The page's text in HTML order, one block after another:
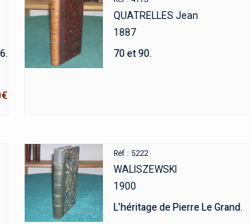
€
QUATRELLES Jean
1887
70 et 90.
Réf : 5222
WALISZEWSKI
1900
L’héritage de Pierre Le Grand.